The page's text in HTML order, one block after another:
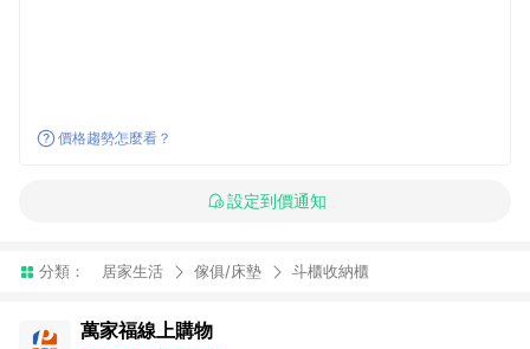
價格趨勢怎麼看？
設定到價通知
分類： 居家生活 傢俱/床墊 斗櫃收納櫃
萬家福線上購物